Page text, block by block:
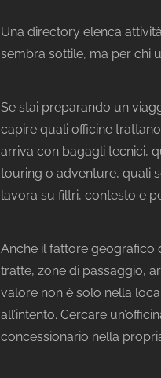
Una directory elenca
sembra sottile, ma per chi
Se stai preparando un
capire quali officine trattano
arriva con bagagli tecnici,
touring o adventure, quali
lavora su filtri, contesto e
Anche il fattore geografico
tratte, zone di passaggio,
valore non è solo nella
all’intento. Cercare
concessionario nella